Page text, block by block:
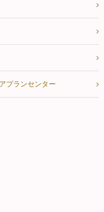
プランセンター